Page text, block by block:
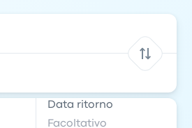
Data ritorno